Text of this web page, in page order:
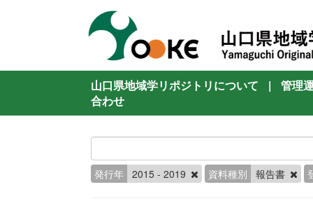
山口県地域学リポジトリについて |
管理
合わせ
発行年 2015 - 2019 資料種別 報告書